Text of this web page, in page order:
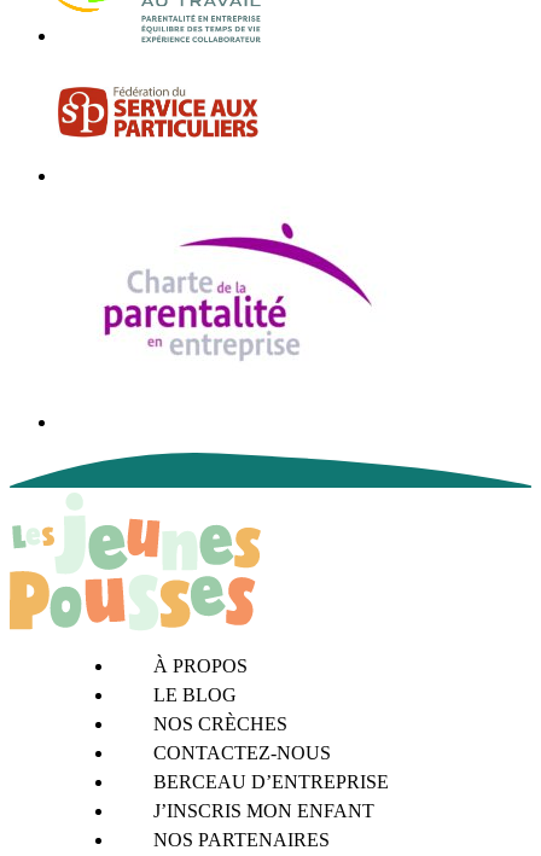
À PROPOS
LE BLOG
NOS CRÈCHES
CONTACTEZ-NOUS
BERCEAU D’ENTREPRISE
J’INSCRIS MON ENFANT
NOS PARTENAIRES